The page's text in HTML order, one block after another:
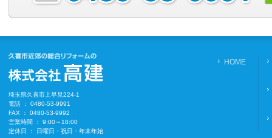
埼玉県久喜市上早見224-1
電話 ： 0480-53-9991
FAX ： 0480-53-9992
営業時間 ： 9:00～18:00
定休日 ： 日曜日・祝日・年末年始
HOME